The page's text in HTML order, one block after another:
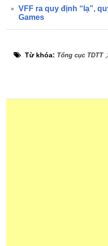
VFF ra quy định “lạ”,
Games
Từ khóa: Tổng cục TDTT,